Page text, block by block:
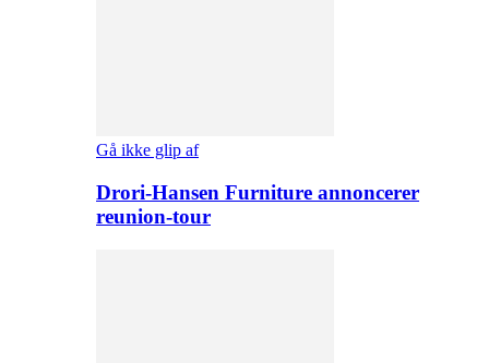
Gå ikke glip af
Drori-Hansen Furniture annoncerer
reunion-tour